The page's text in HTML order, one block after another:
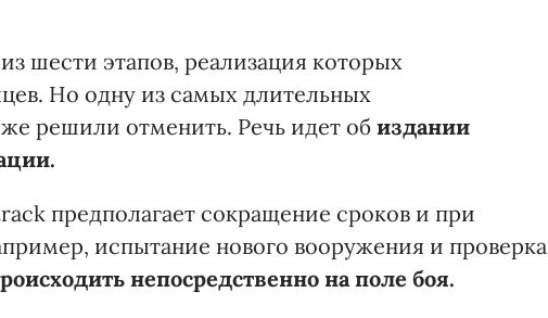
шести этапов, реализация которых
Но одну из самых длительных
решили отменить. Речь идет об издании
предполагает сокращение сроков и при
испытание нового вооружения и проверка
непосредственно на поле боя.